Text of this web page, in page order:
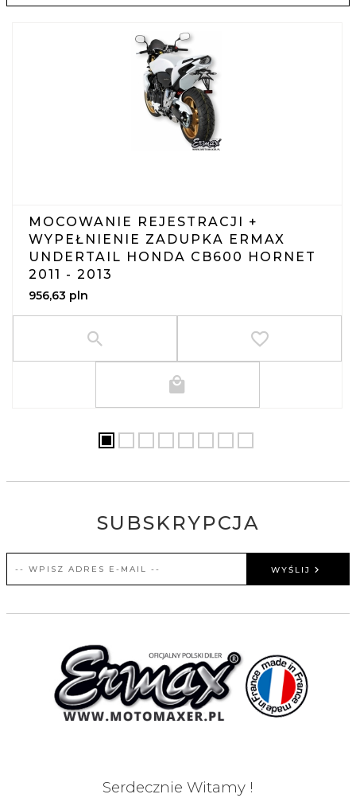
MOCOWANIE REJESTRACJI +
WYPEŁNIENIE ZADUPKA ERMAX
UNDERTAIL HONDA CB600 HORNET
2011 - 2013
956,63 pln
SUBSKRYPCJA
WYŚLIJ
Serdecznie Witamy !